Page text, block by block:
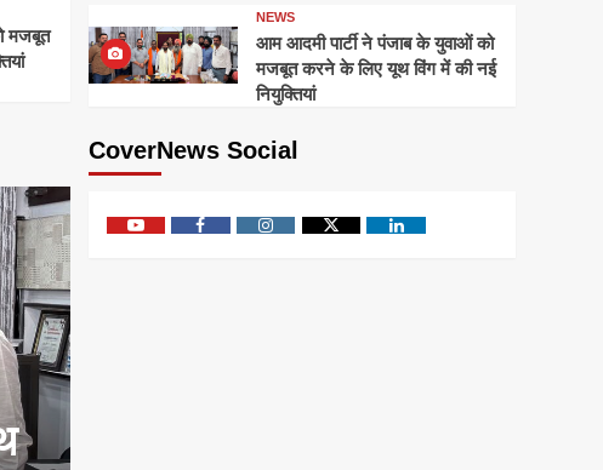
मजबूत
NEWS
आम आदमी पार्टी ने पंजाब के युवाओं को
मजबूत करने के लिए यूथ विंग में की नई
नियुक्तियां
CoverNews Social
YoutubeFacebookInstagramTwitter Linkedin